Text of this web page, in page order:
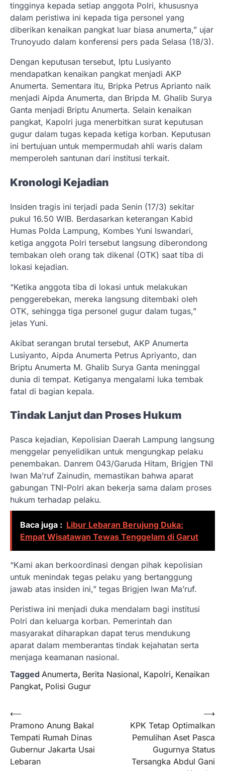
tingginya kepada setiap anggota Polri, khususnya
dalam peristiwa ini kepada tiga personel yang
diberikan kenaikan pangkat luar biasa anumerta,” ujar
Trunoyudo dalam konferensi pers pada Selasa (18/3).
Dengan keputusan tersebut, Iptu Lusiyanto
mendapatkan kenaikan pangkat menjadi AKP
Anumerta. Sementara itu, Bripka Petrus Aprianto naik
menjadi Aipda Anumerta, dan Bripda M. Ghalib Surya
Ganta menjadi Briptu Anumerta. Selain kenaikan
pangkat, Kapolri juga menerbitkan surat keputusan
gugur dalam tugas kepada ketiga korban. Keputusan
ini bertujuan untuk mempermudah ahli waris dalam
memperoleh santunan dari institusi terkait.
Kronologi Kejadian
Insiden tragis ini terjadi pada Senin (17/3) sekitar
pukul 16.50 WIB. Berdasarkan keterangan Kabid
Humas Polda Lampung, Kombes Yuni Iswandari,
ketiga anggota Polri tersebut langsung diberondong
tembakan oleh orang tak dikenal (OTK) saat tiba di
lokasi kejadian.
“Ketika anggota tiba di lokasi untuk melakukan
penggerebekan, mereka langsung ditembaki oleh
OTK, sehingga tiga personel gugur dalam tugas,”
jelas Yuni.
Akibat serangan brutal tersebut, AKP Anumerta
Lusiyanto, Aipda Anumerta Petrus Apriyanto, dan
Briptu Anumerta M. Ghalib Surya Ganta meninggal
dunia di tempat. Ketiganya mengalami luka tembak
fatal di bagian kepala.
Tindak Lanjut dan Proses Hukum
Pasca kejadian, Kepolisian Daerah Lampung langsung
menggelar penyelidikan untuk mengungkap pelaku
penembakan. Danrem 043/Garuda Hitam, Brigjen TNI
Iwan Ma’ruf Zainudin, memastikan bahwa aparat
gabungan TNI-Polri akan bekerja sama dalam proses
hukum terhadap pelaku.
Baca juga : Libur Lebaran Berujung Duka:
Empat Wisatawan Tewas Tenggelam di Garut
“Kami akan berkoordinasi dengan pihak kepolisian
untuk menindak tegas pelaku yang bertanggung
jawab atas insiden ini,” tegas Brigjen Iwan Ma’ruf.
Peristiwa ini menjadi duka mendalam bagi institusi
Polri dan keluarga korban. Pemerintah dan
masyarakat diharapkan dapat terus mendukung
aparat dalam memberantas tindak kejahatan serta
menjaga keamanan nasional.
Tagged Anumerta, Berita Nasional, Kapolri, Kenaikan
Pangkat, Polisi Gugur
Navigasi
pos
⟵
Pramono Anung Bakal
Tempati Rumah Dinas
Gubernur Jakarta Usai
Lebaran
KPK Tetap Optimalkan
Pemulihan Aset Pasca
Gugurnya Status
Tersangka Abdul Gani
⟶